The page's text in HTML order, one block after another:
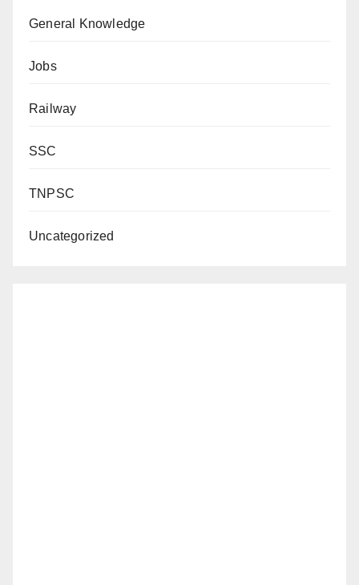
General Knowledge
Jobs
Railway
SSC
TNPSC
Uncategorized